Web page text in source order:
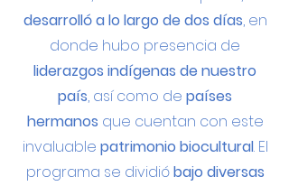
desarrolló a lo largo de dos días, en
donde hubo presencia de
liderazgos indígenas de nuestro
país, así como de países
hermanos que cuentan con este
invaluable patrimonio biocultural. El
programa se dividióbajo diversas